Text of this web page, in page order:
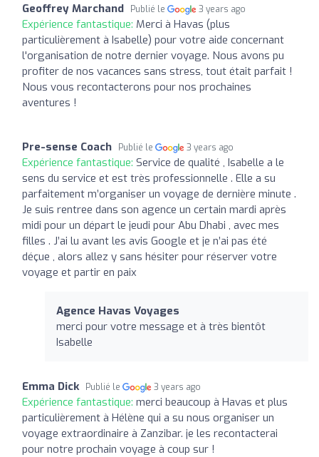
Geoffrey Marchand Publié le 3 years ago
Expérience fantastique: Merci à Havas (plus
particulièrement à Isabelle) pour votre aide concernant
l'organisation de notre dernier voyage. Nous avons pu
profiter de nos vacances sans stress, tout était parfait !
Nous vous recontacterons pour nos prochaines
aventures !
Pre-sense Coach Publié le 3 years ago
Expérience fantastique: Service de qualité , Isabelle a le
sens du service et est très professionnelle . Elle a su
parfaitement m’organiser un voyage de dernière minute .
Je suis rentree dans son agence un certain mardi après
midi pour un départ le jeudi pour Abu Dhabi , avec mes
filles . J’ai lu avant les avis Google et je n’ai pas été
déçue , alors allez y sans hésiter pour réserver votre
voyage et partir en paix
Agence Havas Voyages
merci pour votre message et à très bientôt
Isabelle
Emma Dick Publié le 3 years ago
Expérience fantastique: merci beaucoup à Havas et plus
particulièrement à Hélène qui a su nous organiser un
voyage extraordinaire à Zanzibar. je les recontacterai
pour notre prochain voyage à coup sur !